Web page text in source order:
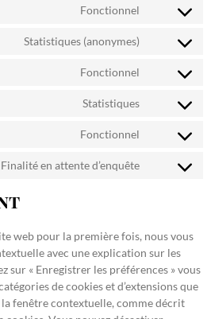
Fonctionnel
Statistiques (anonymes)
Fonctionnel
Statistiques
Fonctionnel
Finalité en attente d’enquête
web pour la première fois, nous vous
avec une explication sur les
sur « Enregistrer les préférences » vous
de cookies et d’extensions que
la fenêtre contextuelle, comme décrit